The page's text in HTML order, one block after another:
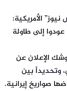
الأمريكية:
إلى طاولة
الإعلان عن
وتحديداً بين
صواريخ إيرانية.